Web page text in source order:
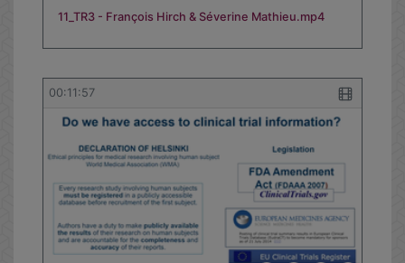
11_TR3 - François Hirch & Séverine Mathieu.mp4
00:11:57